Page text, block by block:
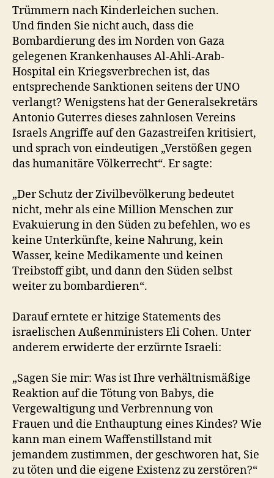
Trümmern nach Kinderleichen suchen.
Und finden Sie nicht auch, dass die
Bombardierung des im Norden von Gaza
gelegenen Krankenhauses Al-Ahli-Arab-
Hospital ein Kriegsverbrechen ist, das
entsprechende Sanktionen seitens der UNO
verlangt? Wenigstens hat der Generalsekretärs
Antonio Guterres dieses zahnlosen Vereins
Israels Angriffe auf den Gazastreifen kritisiert,
und sprach von eindeutigen „Verstößen gegen
das humanitäre Völkerrecht“. Er sagte:
„Der Schutz der Zivilbevölkerung bedeutet
nicht, mehr als eine Million Menschen zur
Evakuierung in den Süden zu befehlen, wo es
keine Unterkünfte, keine Nahrung, kein
Wasser, keine Medikamente und keinen
Treibstoff gibt, und dann den Süden selbst
weiter zu bombardieren“.
Darauf erntete er hitzige Statements des
israelischen Außenministers Eli Cohen. Unter
anderem erwiderte der erzürnte Israeli:
„Sagen Sie mir: Was ist Ihre verhältnismäßige
Reaktion auf die Tötung von Babys, die
Vergewaltigung und Verbrennung von
Frauen und die Enthauptung eines Kindes? Wie
kann man einem Waffenstillstand mit
jemandem zustimmen, der geschworen hat, Sie
zu töten und die eigene Existenz zu zerstören?“